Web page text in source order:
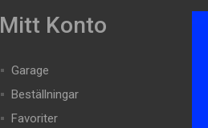
Mitt Konto
Garage
Beställningar
Favoriter